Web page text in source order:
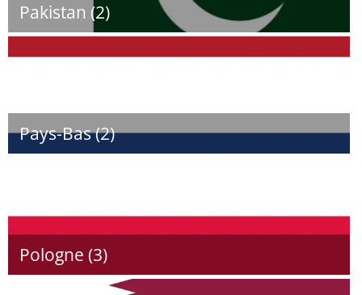
Pakistan (2)
Pays-Bas (2)
Pologne (3)